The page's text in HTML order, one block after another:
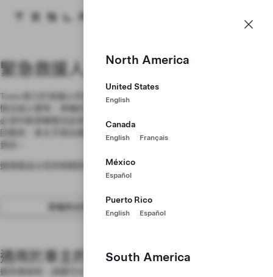
Tesla 主頁
North America
United States
English
Canada
English Français
México
Español
Puerto Rico
English Español
South America
緊急救援人員資訊
Tesla 致力於保護公共安全，並加強對充電和能源產品的認知。遇到緊急
情況或火警時，車輛的高壓電器系統在有需要時關閉。在救援過程中，你
必須中斷車輛電池並安全地斷電。請瀏覽產品特定的緊急救援指南、快速
回應表、車主手冊及產品影片指南等資源，了解有關安全最佳做法的更多
資訊。
選擇產品以找到相關資源。
車輛與充電
適用於車主的車輛事故資訊
遇到事故時，請遵守以下指示。